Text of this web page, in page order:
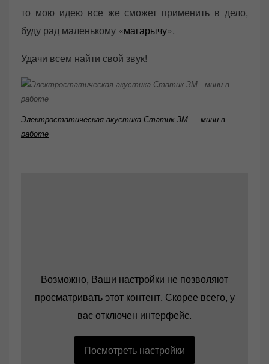
то мою идею все же сможет применить в дело,
буду рад маленькому «магарычу».
Удачи всем найти свой звук!
Электростатическая акустика Статик ЗМ — мини в
работе
Возможно, Ваши настройки не позволяют
просматривать этот контент. Скорее всего, у
вас отключен интерфейс.
Посмотреть настройки